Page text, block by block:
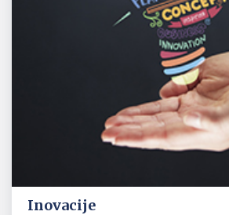
Inovacije